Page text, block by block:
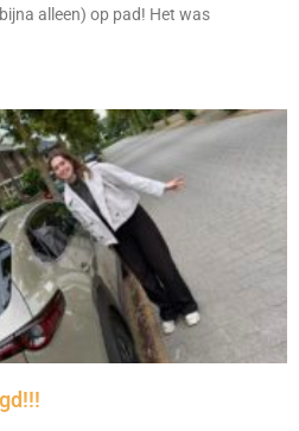
alleen) op pad! Het was